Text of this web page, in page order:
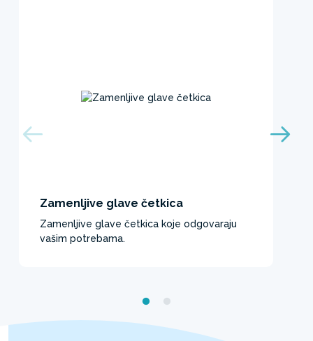
Zamenljive glave četkica
Zamenljive glave četkica koje odgovaraju
vašim potrebama. ​